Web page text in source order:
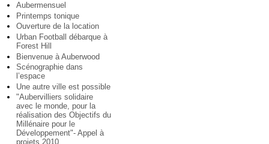
Aubermensuel
Printemps tonique
Ouverture de la location
Urban Football débarque à
Forest Hill
Bienvenue à Auberwood
Scénographie dans
l’espace
Une autre ville est possible
"Aubervilliers solidaire
avec le monde, pour la
réalisation des Objectifs du
Millénaire pour le
Développement"- Appel à
projets 2010